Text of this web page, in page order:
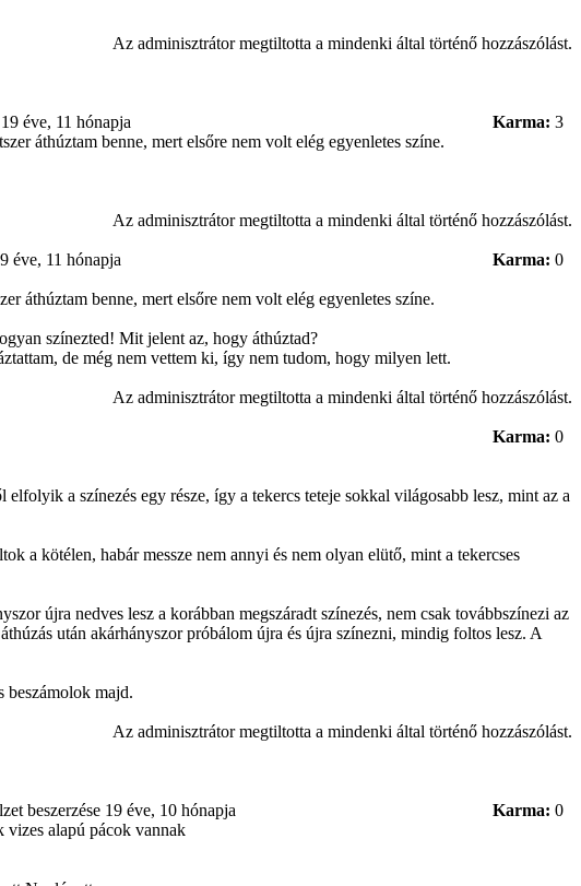
Az adminisztrátor megtiltotta a mindenki által történő hozzászólást.
19 éve, 11 hónapja Karma: 3
áthúztam benne, mert elsőre nem volt elég egyenletes színe.
Az adminisztrátor megtiltotta a mindenki által történő hozzászólást.
éve, 11 hónapja Karma: 0
áthúztam benne, mert elsőre nem volt elég egyenletes színe.
színezted! Mit jelent az, hogy áthúztad?
de még nem vettem ki, így nem tudom, hogy milyen lett.
Az adminisztrátor megtiltotta a mindenki által történő hozzászólást.
Karma: 0
a színezés egy része, így a tekercs teteje sokkal világosabb lesz, mint az a
a kötélen, habár messze nem annyi és nem olyan elütő, mint a tekercses
újra nedves lesz a korábban megszáradt színezés, nem csak továbbszínezi az
után akárhányszor próbálom újra és újra színezni, mindig foltos lesz. A
beszámolok majd.
Az adminisztrátor megtiltotta a mindenki által történő hozzászólást.
beszerzése 19 éve, 10 hónapja Karma: 0
vizes alapú pácok vannak